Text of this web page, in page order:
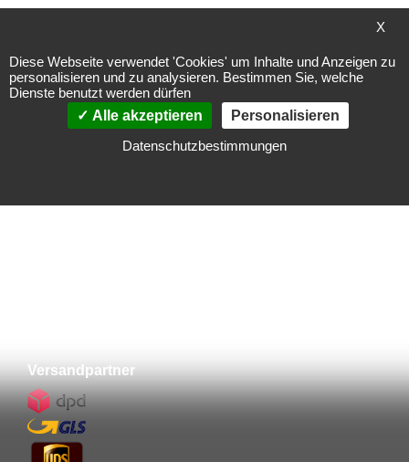
Meine Wunschliste
Zahlungsarten
Versandpartner
X
Diese Webseite verwendet 'Cookies' um Inhalte und Anzeigen zu
personalisieren und zu analysieren. Bestimmen Sie, welche
Dienste benutzt werden dürfen
Alle akzeptieren
Personalisieren
Datenschutzbestimmungen